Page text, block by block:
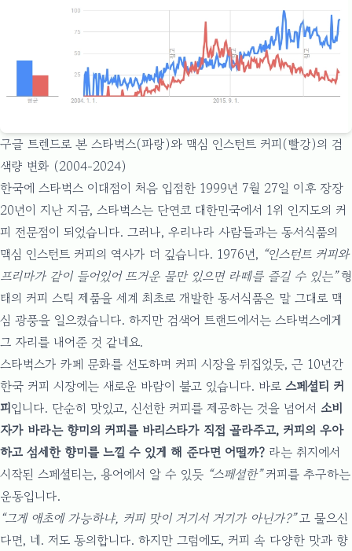
구글 트렌드로 본 스타벅스(파랑)와 맥심 인스턴트 커피(빨강)의 검
색량 변화 (2004-2024)
한국에 스타벅스 이대점이 처음 입점한 1999년 7월 27일 이후 장장
20년이 지난 지금, 스타벅스는 단연코 대한민국에서 1위 인지도의 커
피 전문점이 되었습니다. 그러나, 우리나라 사람들과는 동서식품의
맥심 인스턴트 커피의 역사가 더 깊습니다. 1976년, “인스턴트 커피와
프리마가 같이 들어있어 뜨거운 물만 있으면 라떼를 즐길 수 있는”형
태의 커피 스틱 제품을 세계 최초로 개발한 동서식품은 말 그대로 맥
심 광풍을 일으켰습니다. 하지만 검색어 트랜드에서는 스타벅스에게
그 자리를 내어준 것 같네요.
스타벅스가 카페 문화를 선도하며 커피 시장을 뒤집었듯, 근 10년간
한국 커피 시장에는 새로운 바람이 불고 있습니다. 바로 스페셜티 커
피입니다. 단순히 맛있고, 신선한 커피를 제공하는 것을 넘어서 소비
자가 바라는 향미의 커피를 바리스타가 직접 골라주고, 커피의 우아
하고 섬세한 향미를 느낄 수 있게 해 준다면 어떨까? 라는 취지에서
시작된 스페셜티는, 용어에서 알 수 있듯 “스페셜한”커피를 추구하는
운동입니다.
“그게 애초에 가능하냐, 커피 맛이 거기서 거기가 아닌가?”고 물으신
다면, 네. 저도 동의합니다. 하지만 그럼에도, 커피 속 다양한 맛과 향